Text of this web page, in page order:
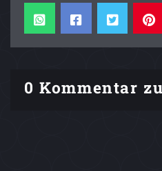
0 Kommentar